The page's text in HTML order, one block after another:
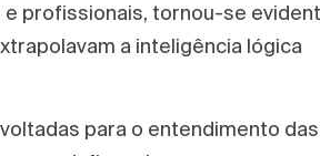
profissionais, tornou-se
a inteligência lógica
para o entendimento das